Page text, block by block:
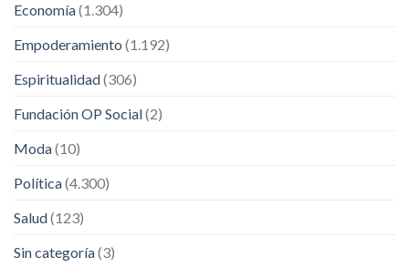
Economía(1.304)
Empoderamiento (1.192)
Espiritualidad(306)
Fundación OP Social(2)
Moda(10)
Política(4.300)
Salud(123)
Sin categoría(3)